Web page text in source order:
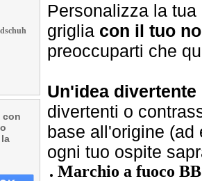
con
Personalizza la
griglia con il tuo
preoccuparti che
Un'idea
divertenti o
base all'origine (ad
ogni tuo ospite
Marchio a fuoco